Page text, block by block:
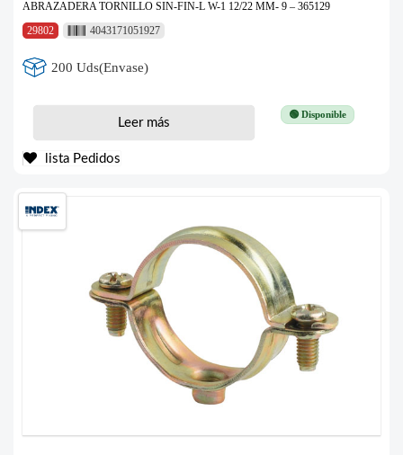
ABRAZADERA TORNILLO SIN-FIN-L W-1 12/22 MM- 9 – 365129
29802
4043171051927
200 Uds(Envase)
🟢 Disponible
Leer más
lista Pedidos